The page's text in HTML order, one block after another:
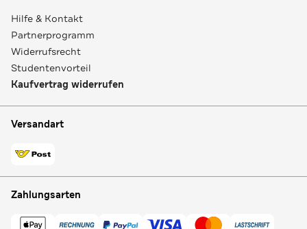
Hilfe & Kontakt
Partnerprogramm
Widerrufsrecht
Studentenvorteil
Kaufvertrag widerrufen
Versandart
Zahlungsarten